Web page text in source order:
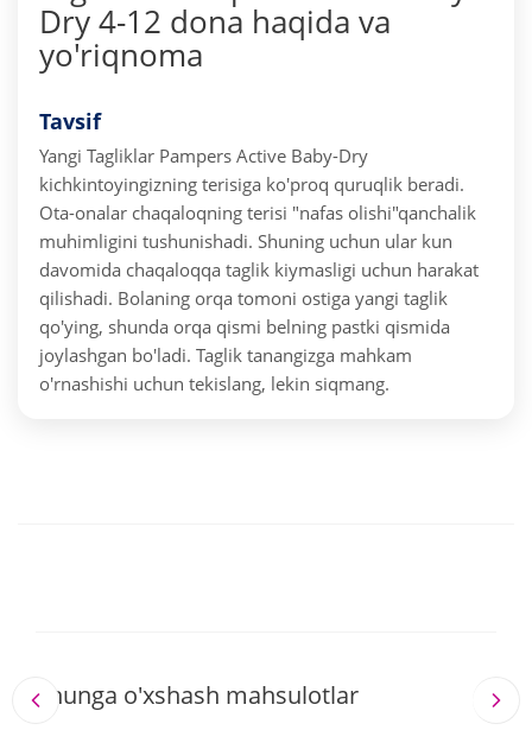
Dry 4-12 dona haqida va
yo'riqnoma
Tavsif
Yangi Tagliklar Pampers Active Baby-Dry
kichkintoyingizning terisiga ko'proq quruqlik beradi.
Ota-onalar chaqaloqning terisi "nafas olishi"qanchalik
muhimligini tushunishadi. Shuning uchun ular kun
davomida chaqaloqqa taglik kiymasligi uchun harakat
qilishadi. Bolaning orqa tomoni ostiga yangi taglik
qo'ying, shunda orqa qismi belning pastki qismida
joylashgan bo'ladi. Taglik tanangizga mahkam
o'rnashishi uchun tekislang, lekin siqmang.
Shunga o'xshash mahsulotlar